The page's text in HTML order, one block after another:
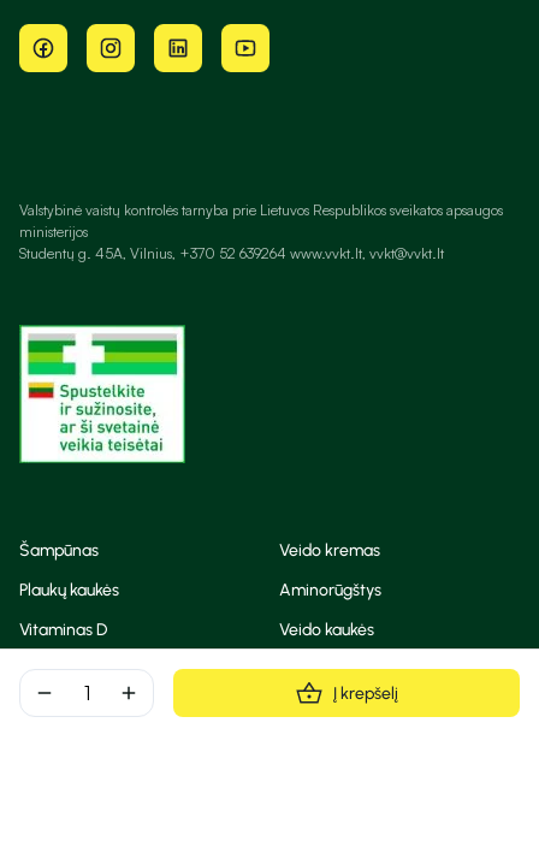
remove add Į krepšelį
Valstybinė vaistų kontrolės tarnyba prie Lietuvos Respublikos sveikatos apsaugos
ministerijos
Studentų g. 45A, Vilnius, +370 52 639264 www.vvkt.lt, vvkt@vvkt.lt
Šampūnas
Veido kremas
Plaukų kaukės
Aminorūgštys
Vitaminas D
Veido kaukės
Korėjietiška kosmetika
Eteriniai aliejai
Dezodorantas
BB ir CC kremas